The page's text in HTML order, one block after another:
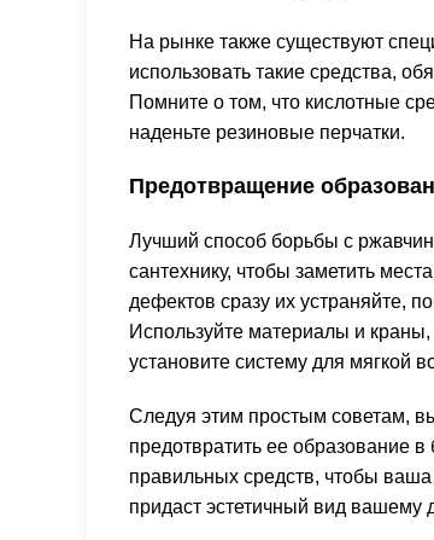
На рынке также существуют
использовать такие средства,
Помните о том, что кислотные
наденьте резиновые перчатки.
Предотвращение
Лучший способ борьбы с
сантехнику, чтобы заметить
дефектов сразу их устраняйте,
Используйте материалы и
установите систему для мягкой
Следуя этим простым советам,
предотвратить ее образование
правильных средств, чтобы
придаст эстетичный вид вашему